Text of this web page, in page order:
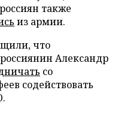
также
из армии.
что
Александр
со
содействовать